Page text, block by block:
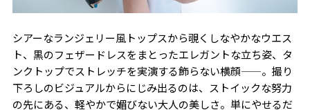
シアーなランジェリー風トップスから覗くしなやかなウエス
ト、黒のフェザードレスをまとったエレガントな立ち姿、タ
ンクトップでストレッチを実演する飾らない横顔——。撮り
下ろしのビジュアルからにじみ出るのは、ストイックな努力
の先にある、軽やかで媚びない大人の美しさ。単にやせるだ